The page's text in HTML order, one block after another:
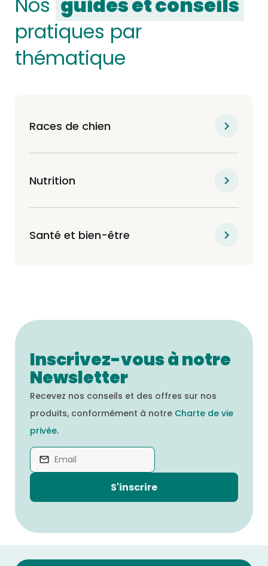
pratiques par
thématique
Races de chien
Nutrition
Santé et bien-être
Inscrivez-vous à notre
Newsletter
Recevez nos conseils et des offres sur nos
produits, conformément à notre Charte de vie
privée.
S'inscrire